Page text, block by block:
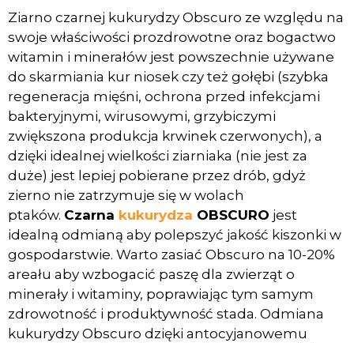
Ziarno czarnej kukurydzy Obscuro ze względu na
swoje właściwości prozdrowotne oraz bogactwo
witamin i minerałów jest powszechnie używane
do skarmiania kur niosek czy też gołębi (szybka
regeneracja mięśni, ochrona przed infekcjami
bakteryjnymi, wirusowymi, grzybiczymi
zwiększona produkcja krwinek czerwonych), a
dzięki idealnej wielkości ziarniaka (nie jest za
duże) jest lepiej pobierane przez drób, gdyż
zierno nie zatrzymuje się w wolach
ptaków. Czarna kukurydza OBSCURO jest
idealną odmianą aby polepszyć jakość kiszonki w
gospodarstwie. Warto zasiać Obscuro na 10-20%
areału aby wzbogacić paszę dla zwierząt o
minerały i witaminy, poprawiając tym samym
zdrowotność i produktywność stada. Odmiana
kukurydzy Obscuro dzięki antocyjanowemu